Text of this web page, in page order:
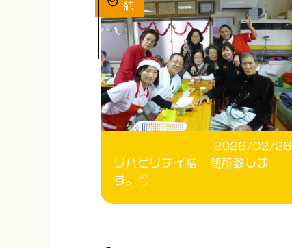
2026/02/26
リハビリデイ結 閉所致しま
す。①
結